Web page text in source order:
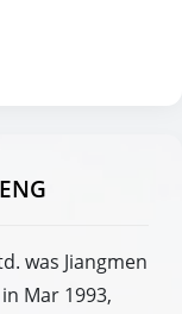
was Jiangmen
Mar 1993,